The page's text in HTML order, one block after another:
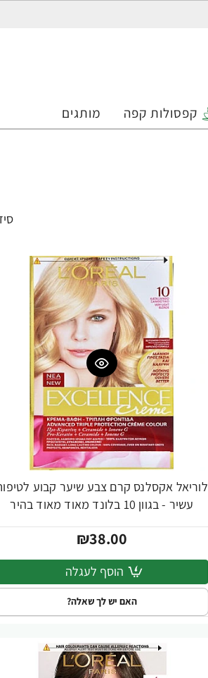
קפסולות קפה מותגים
לוריאל אקסלנס קרם צבע שיער קבוע
עשיר - בגוון 10 בלונד מאוד מאוד בהיר
₪38.00
הוסף לעגלה
האם יש לך שאלה?